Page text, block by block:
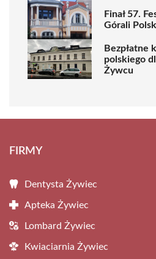
Finał 57.
Górali
Bezpłatne
polskiego
Żywcu
FIRMY
Dentysta Żywiec
Apteka Żywiec
Lombard Żywiec
Kwiaciarnia Żywiec